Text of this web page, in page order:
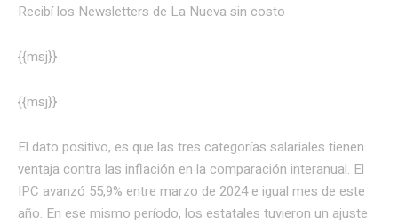
Recibí los Newsletters de La Nueva sin costo
{{msj}}
{{msj}}
El dato positivo, es que las tres categorías salariales tienen
ventaja contra las inflación en la comparación interanual. El
IPC avanzó 55,9% entre marzo de 2024 e igual mes de este
año. En ese mismo período, los estatales tuvieron un ajuste